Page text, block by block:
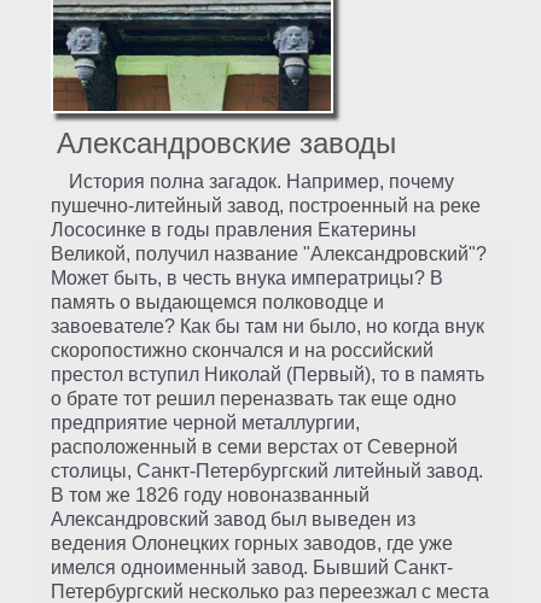
Александровские заводы
История полна загадок. Например, почему
пушечно-литейный завод, построенный на реке
Лососинке в годы правления Екатерины
Великой, получил название "Александровский"?
Может быть, в честь внука императрицы? В
память о выдающемся полководце и
завоевателе? Как бы там ни было, но когда внук
скоропостижно скончался и на российский
престол вступил Николай (Первый), то в память
о брате тот решил переназвать так еще одно
предприятие черной металлургии,
расположенный в семи верстах от Северной
столицы, Санкт-Петербургский литейный завод.
В том же 1826 году новоназванный
Александровский завод был выведен из
ведения Олонецких горных заводов, где уже
имелся одноименный завод. Бывший Санкт-
Петербургский несколько раз переезжал с места